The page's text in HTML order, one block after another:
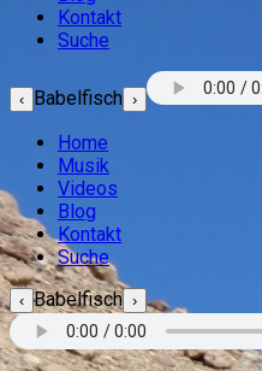
Kontakt
Suche
‹ Babelfisch ›
Home
Musik
Videos
Blog
Kontakt
Suche
‹ Babelfisch ›